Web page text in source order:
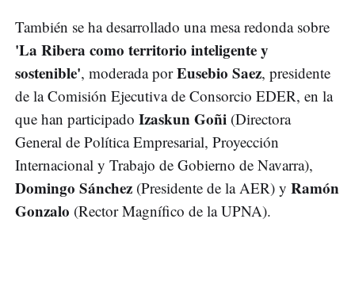
También se ha desarrollado una mesa redonda sobre
'La Ribera como territorio inteligente y
sostenible', moderada porEusebio Saez, presidente
de la Comisión Ejecutiva de Consorcio EDER, en la
que han participado Izaskun Goñi (Directora
General de Política Empresarial, Proyección
Internacional y Trabajo de Gobierno de Navarra),
Domingo Sánchez (Presidente de la AER) y Ramón
Gonzalo (Rector Magnífico de la UPNA).